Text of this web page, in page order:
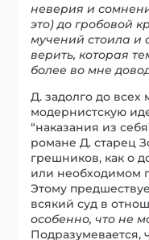
неверия и
это) до гробовой
мучений стоила и
верить, которая
более во мне
Д. задолго до
модернистскую
“наказания из
романе Д. старец
грешников, как о
или необходимом
Этому
всякий суд в
особенно, что не
Подразумевается,